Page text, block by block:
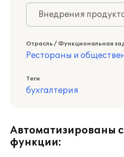
Внедрения
Отрасль / Функциональная
Рестораны и
Теги
бухгалтерия
Автоматизированы
функции: